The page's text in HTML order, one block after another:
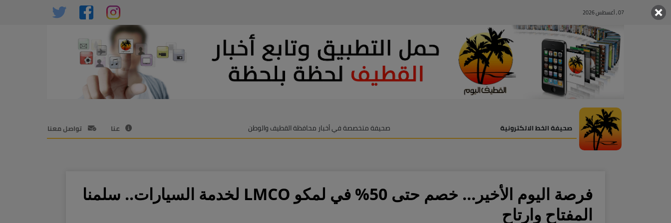
07 , أغسطس 2026
صحيفة الخط الالكترونية صحيفة متخصصة في أخبار محافظة القطيف والوطن عنا تواصل معنا
فرصة اليوم الأخير... خصم حتى 50% في لمكو LMCO لخدمة السيارات.. سلمنا
المفتاح وارتاح